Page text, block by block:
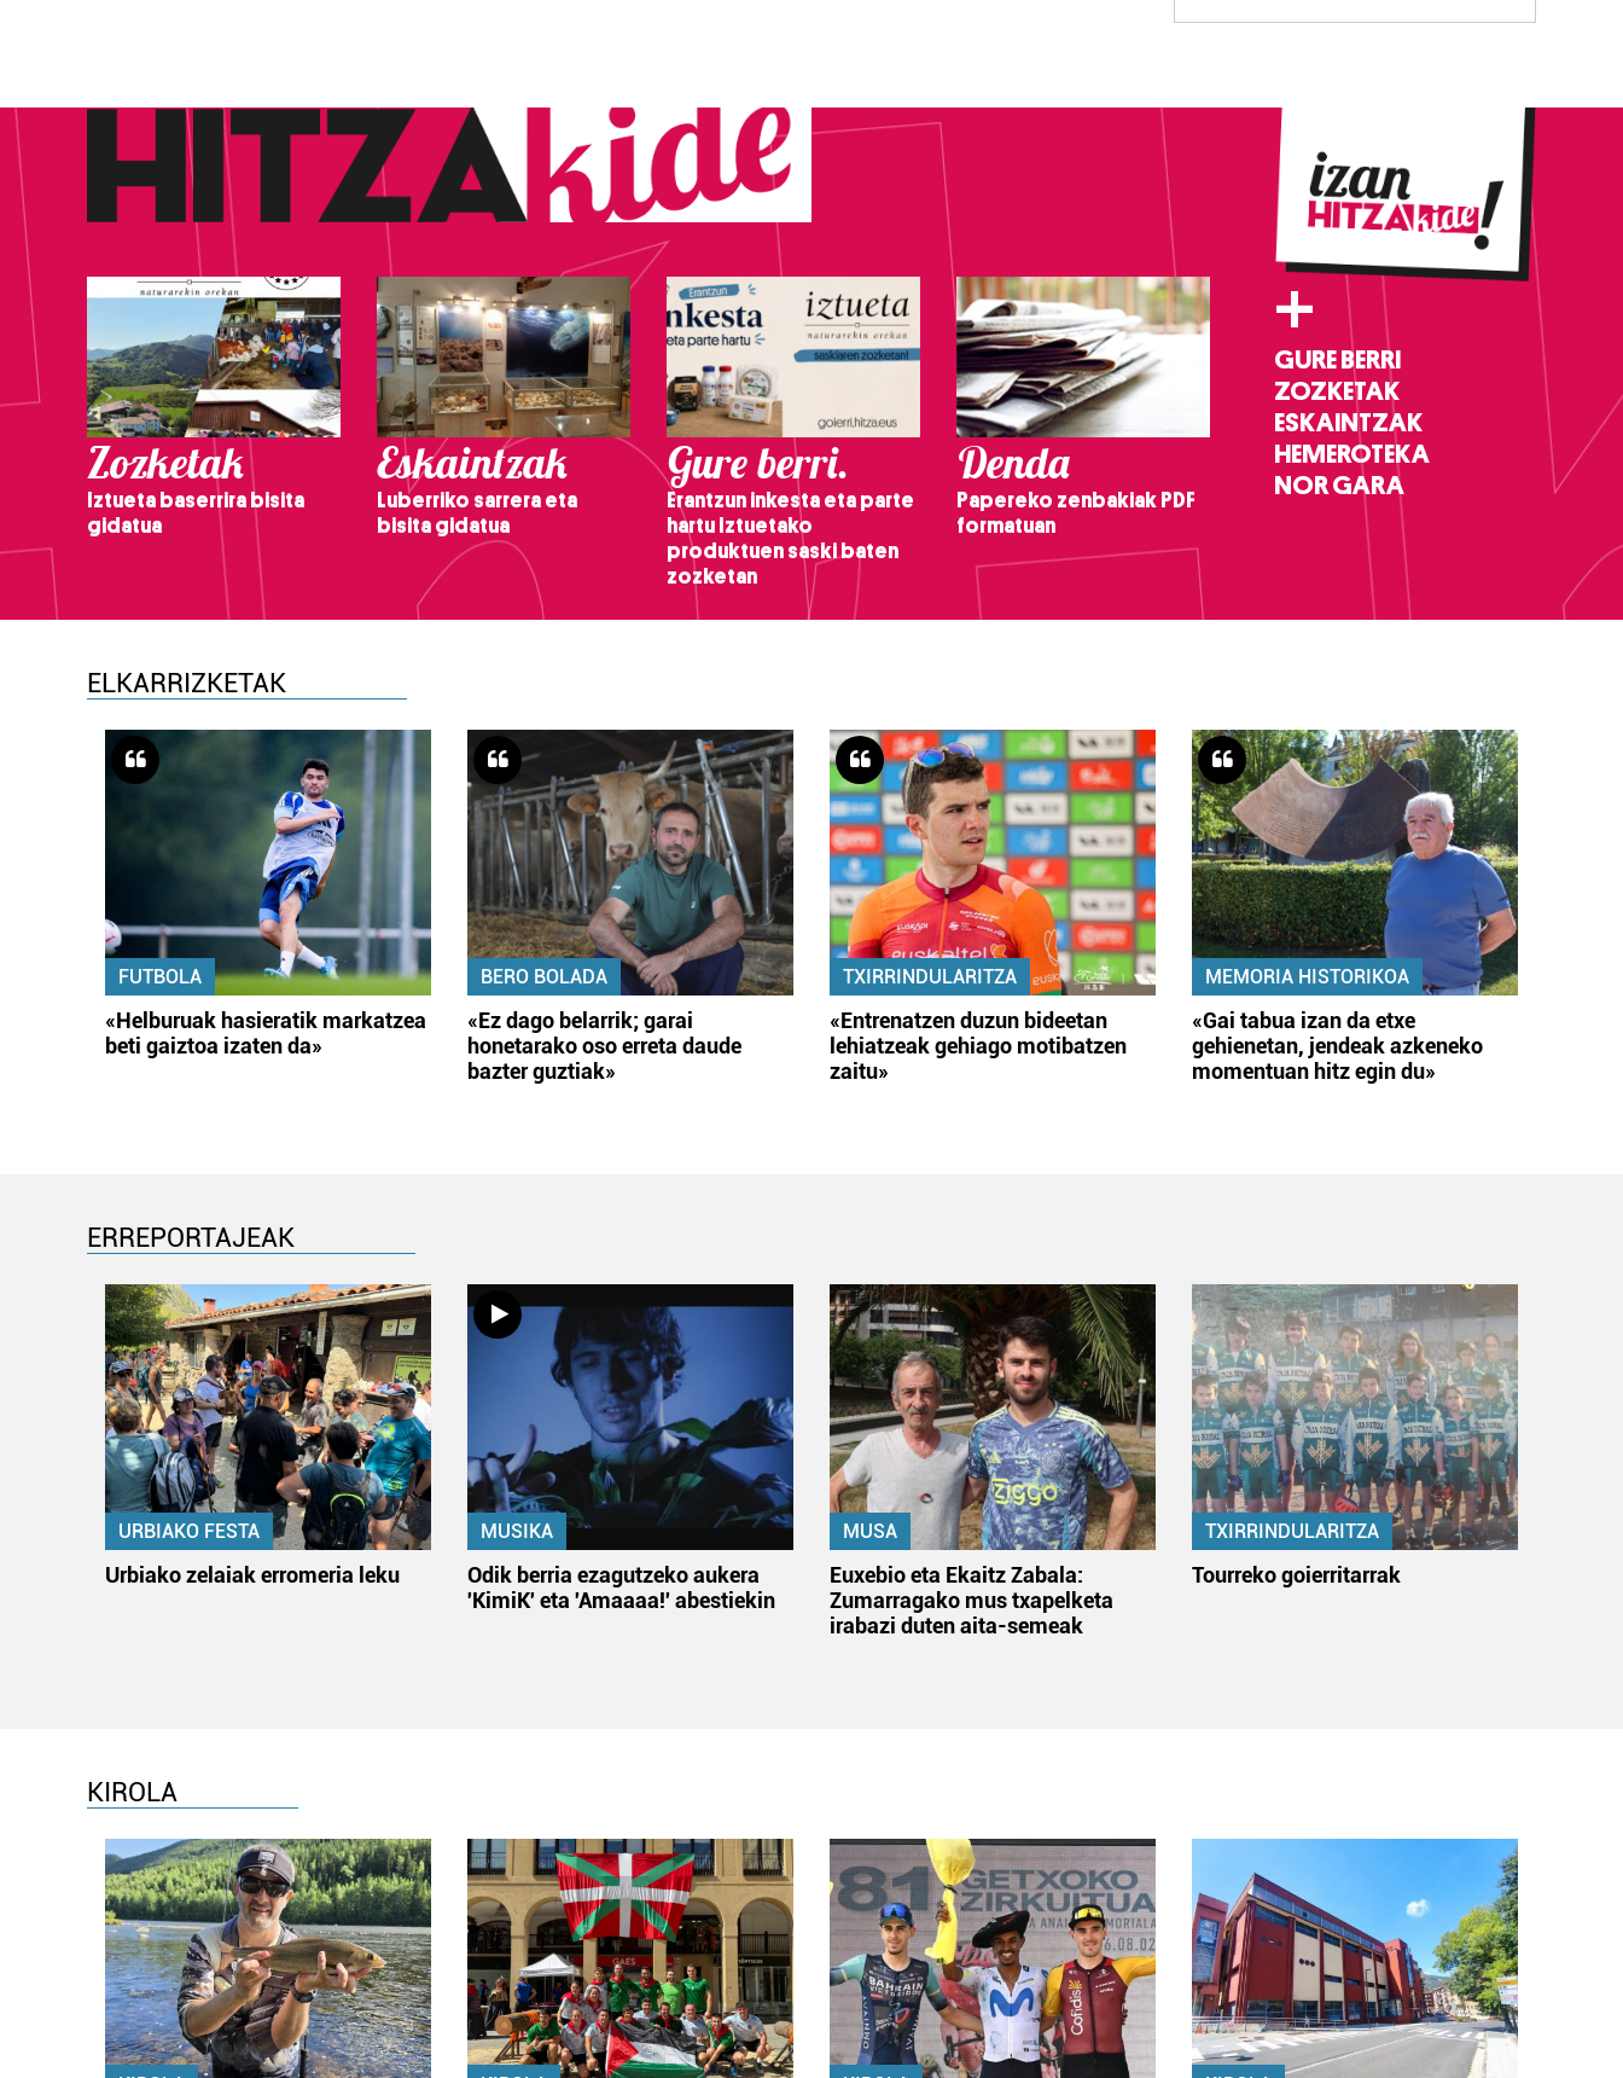
Zozketak
Iztueta baserrira bisita
gidatua
Eskaintzak
Luberriko sarrera eta
bisita gidatua
Gure berri.
Erantzun inkesta eta parte
hartu Iztuetako
produktuen saski baten
zozketan
Denda
Papereko zenbakiak PDF
formatuan
+
GURE BERRI
ZOZKETAK
ESKAINTZAK
HEMEROTEKA
NOR GARA
ELKARRIZKETAK
FUTBOLA
«Helburuak hasieratik markatzea
beti gaiztoa izaten da»
BERO BOLADA
«Ez dago belarrik; garai
honetarako oso erreta daude
bazter guztiak»
TXIRRINDULARITZA
«Entrenatzen duzun bideetan
lehiatzeak gehiago motibatzen
zaitu»
MEMORIA HISTORIKOA
«Gai tabua izan da etxe
gehienetan, jendeak azkeneko
momentuan hitz egin du»
ERREPORTAJEAK
URBIAKO FESTA
Urbiako zelaiak erromeria leku
MUSIKA
Odik berria ezagutzeko aukera
'KimiK' eta 'Amaaaa!' abestiekin
MUSA
Euxebio eta Ekaitz Zabala:
Zumarragako mus txapelketa
irabazi duten aita-semeak
TXIRRINDULARITZA
Tourreko goierritarrak
KIROLA